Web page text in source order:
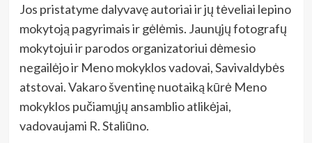
Jos pristatyme dalyvavę autoriai ir jų tėveliai lepino
mokytoją pagyrimais ir gėlėmis. Jaunųjų fotografų
mokytojui ir parodos organizatoriui dėmesio
negailėjo ir Meno mokyklos vadovai, Savivaldybės
atstovai. Vakaro šventinę nuotaiką kūrė Meno
mokyklos pučiamųjų ansamblio atlikėjai,
vadovaujami R. Staliūno.